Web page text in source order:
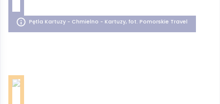
Pętla Kartuzy - Chmielno - Kartuzy, fot. Pomorskie Travel